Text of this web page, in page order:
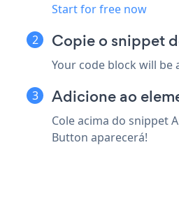
Start for free now
Copie o snippet
Your code block will be
Adicione ao
Cole acima do snippet
Button aparecerá!